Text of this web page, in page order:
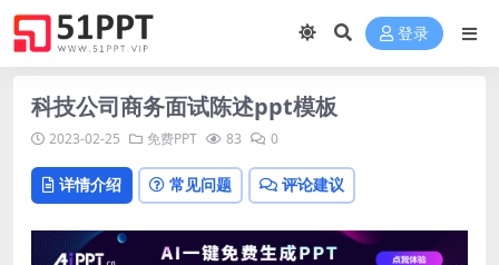
登录
科技公司商务面试陈述ppt模板
2023-02-25 免费PPT 83 0
详情介绍 常见问题 评论建议